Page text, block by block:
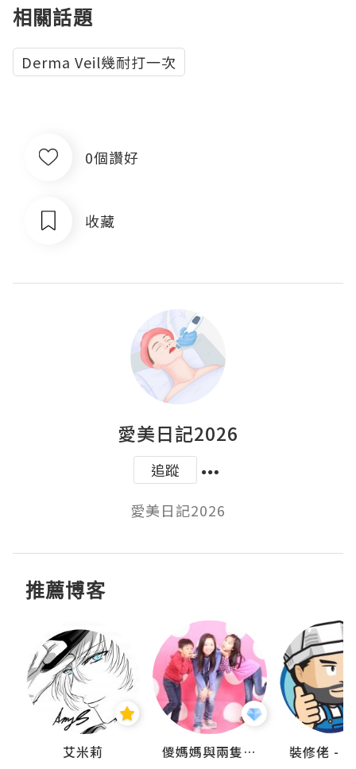
相關話題
Derma Veil幾耐打一次
0個讚好
收藏
愛美日記2026
追蹤
愛美日記2026
推薦博客
艾米莉 儍媽媽與兩隻小魔怪之家